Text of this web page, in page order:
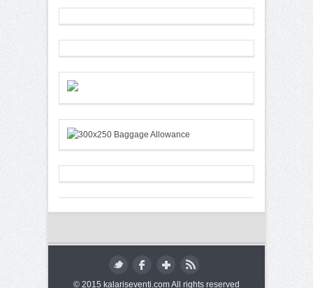
© 2015 kalariseventi.com All rights reserved